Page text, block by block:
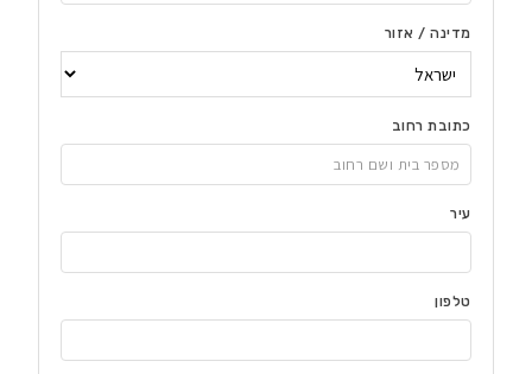
מדינה / אזור
כתובת רחוב
עיר
טלפון